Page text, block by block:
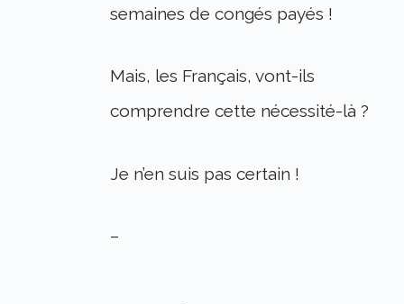
semaines de congés payés !
Mais, les Français, vont-ils
comprendre cette nécessité-là ?
Je n’en suis pas certain !
–